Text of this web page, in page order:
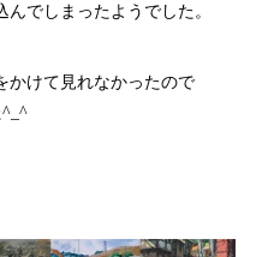
でしまったようでした。
かけて見れなかったので
^_^